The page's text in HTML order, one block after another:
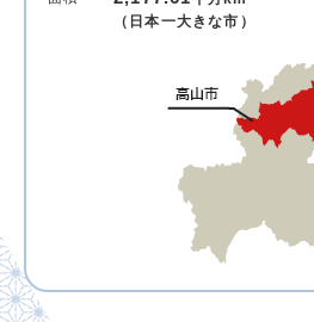
（日本一大きな市）